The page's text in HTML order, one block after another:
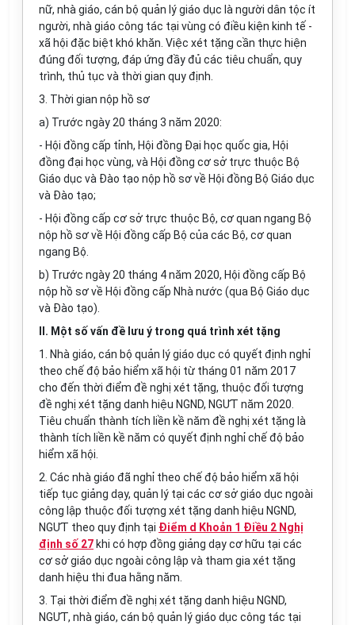
nữ, nhà giáo, cán bộ quản lý giáo dục là người dân tộc ít
người, nhà giáo công tác tại vùng có điều kiện kinh tế -
xã hội đặc biệt khó khăn. Việc xét tặng cần thực hiện
đúng đối tượng, đáp ứng đầy đủ các tiêu chuẩn, quy
trình, thủ tục và thời gian quy định.
3. Thời gian nộp hồ sơ
a) Trước ngày 20 tháng 3 năm 2020:
- Hội đồng cấp tỉnh, Hội đồng Đại học quốc gia, Hội
đồng đại học vùng, và Hội đồng cơ sở trực thuộc Bộ
Giáo dục và Đào tạo nộp hồ sơ về Hội đồng Bộ Giáo dục
và Đào tạo;
- Hội đồng cấp cơ sở trực thuộc Bộ, cơ quan ngang Bộ
nộp hồ sơ về Hội đồng cấp Bộ của các Bộ, cơ quan
ngang Bộ.
b) Trước ngày 20 tháng 4 năm 2020, Hội đồng cấp Bộ
nộp hồ sơ về Hội đồng cấp Nhà nước (qua Bộ Giáo dục
và Đào tạo).
II. Một số vấn đề lưu ý trong quá trình xét tặng
1. Nhà giáo, cán bộ quản lý giáo dục có quyết định nghỉ
theo chế độ bảo hiểm xã hội từ tháng 01 năm 2017
cho đến thời điểm đề nghị xét tặng, thuộc đối tượng
đề nghị xét tặng danh hiệu NGND, NGƯT năm 2020.
Tiêu chuẩn thành tích liền kề năm đề nghị xét tặng là
thành tích liền kề năm có quyết định nghỉ chế độ bảo
hiểm xã hội.
2. Các nhà giáo đã nghỉ theo chế độ bảo hiểm xã hội
tiếp tục giảng dạy, quản lý tại các cơ sở giáo dục ngoài
công lập thuộc đối tượng xét tặng danh hiệu NGND,
NGƯT theo quy định tại Điểm d Khoản 1 Điều 2 Nghị
định số 27 khi có hợp đồng giảng dạy cơ hữu tại các
cơ sở giáo dục ngoài công lập và tham gia xét tặng
danh hiệu thi đua hằng năm.
3. Tại thời điểm đề nghị xét tặng danh hiệu NGND,
NGƯT, nhà giáo, cán bộ quản lý giáo dục công tác tại